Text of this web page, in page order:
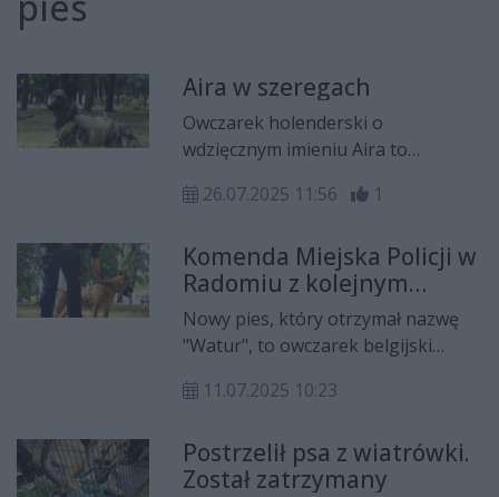
Aira w szeregach
Owczarek holenderski o
wdzięcznym imieniu Aira to
poszukiwawczo-ratowniczej
26.07.2025 11:56 1
Komenda Miejska Policji w
Radomiu z kolejnym
zwierzęciem służbowym.
Kupiono rocznego psa
Nowy pies, który otrzymał nazwę
"Watur", to owczarek belgijski
przewodnikiem będzie post. Kacper
w Radomiu. Zwierzęta bywają
nieocenioną pomocą w pracy policji.
11.07.2025 10:23
Postrzelił psa z wiatrówki.
Został zatrzymany